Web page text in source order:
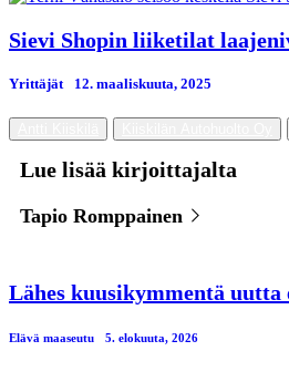
Sievi Shopin liiketilat
Yrittäjät 12. maaliskuuta, 2025
Lue lisää kirjoittajalta
Tapio Romppainen
Lähes kuusikymmentä uutta
Elävä maaseutu 5. elokuuta, 2026